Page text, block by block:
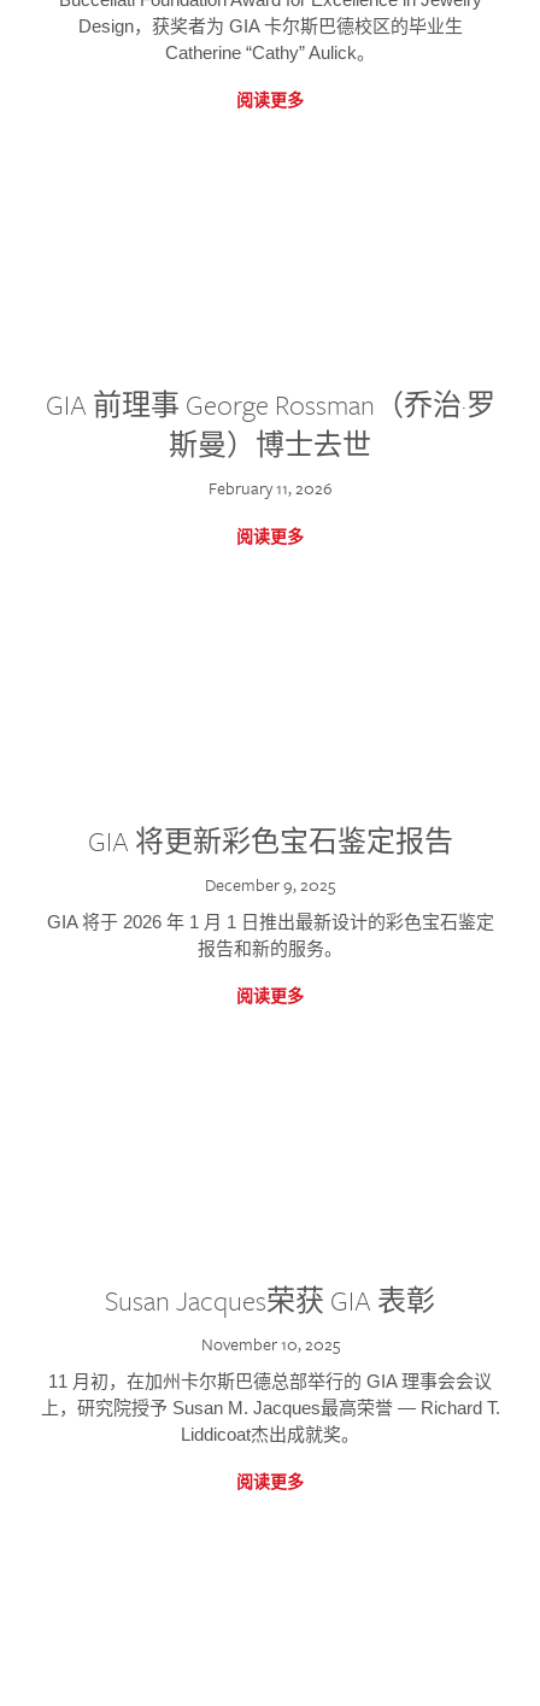
Design，获奖者为 GIA 卡尔斯巴德校区的毕业生
Catherine “Cathy” Aulick。
阅读更多
GIA 前理事 George Rossman（乔治·罗
斯曼）博士去世
February 11, 2026
阅读更多
GIA 将更新彩色宝石鉴定报告
December 9, 2025
GIA 将于 2026 年 1 月 1 日推出最新设计的彩色宝石鉴定
报告和新的服务。
阅读更多
Susan Jacques荣获 GIA 表彰
November 10, 2025
11 月初，在加州卡尔斯巴德总部举行的 GIA 理事会会议
上，研究院授予 Susan M. Jacques最高荣誉 — Richard T.
Liddicoat杰出成就奖。
阅读更多